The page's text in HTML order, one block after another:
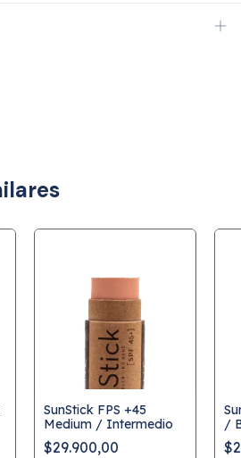
SunStick FPS +45
Medium / Intermedio
$29.900,00
/